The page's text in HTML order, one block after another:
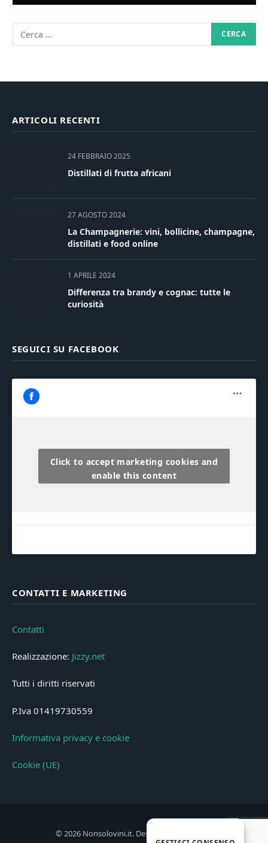
ARTICOLI RECENTI
24 FEBBRAIO 2025
Distillati di frutta africani
27 AGOSTO 2024
La Champagnerie: vini, bollicine, champagne,
distillati e food online
1 APRILE 2024
Differenza tra brandy e cognac: tutte le
curiosità
SEGUICI SU FACEBOOK
Click to accept marketing cookies and
enable this content
CONTATTI E MARKETING
Contatti
Realizzazione: Jizzy.net
Tutti i diritti riservati
P.Iva 01419730559
Informativa privacy e cookie
Cookie (UE)
© 2026 Nonsolovini.it. Designed by